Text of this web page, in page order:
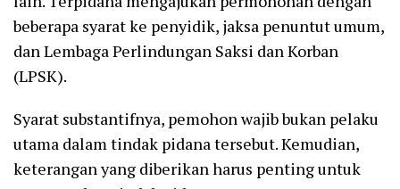
beberapa syarat ke penyidik, jaksa penuntut umum,
dan Lembaga Perlindungan Saksi dan Korban
(LPSK).
Syarat substantifnya, pemohon wajib bukan pelaku
utama dalam tindak pidana tersebut. Kemudian,
keterangan yang diberikan harus penting untuk